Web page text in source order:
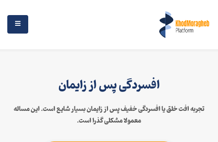
افسردگی پس از زایمان
تجربه افت خلق یا افسردگی خفیف پس از زایمان بسیار شایع است. این مساله
معمولا مشکلی گذرا است.